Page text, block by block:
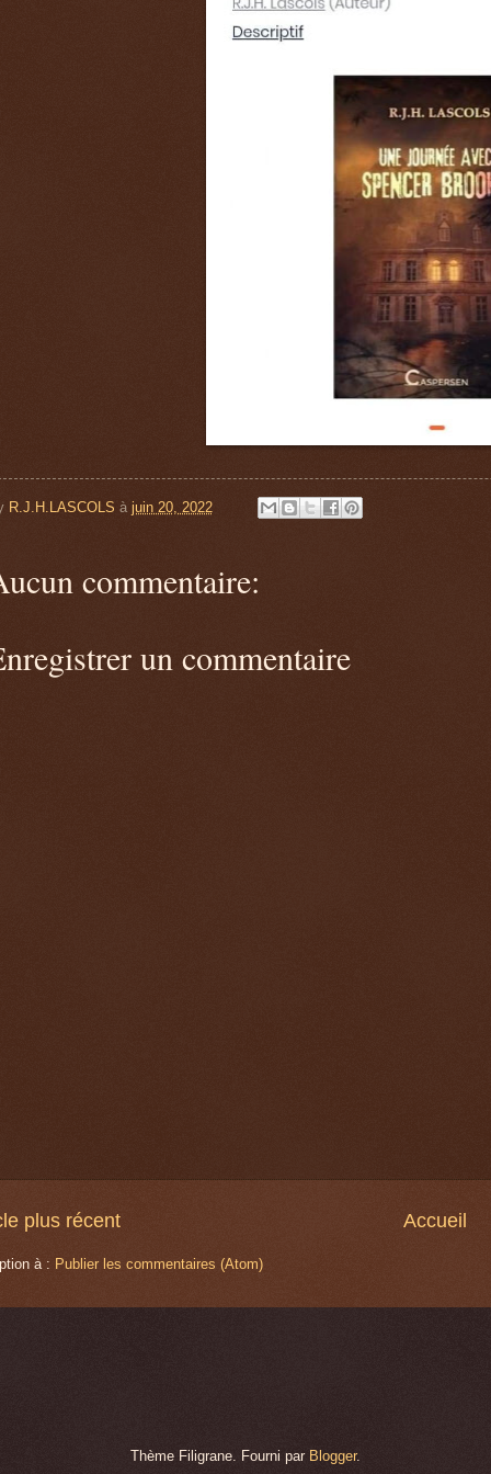
R.J.H.LASCOLS à juin 20, 2022
commentaire:
un commentaire
plus récent Accueil
à : Publier les commentaires (Atom)
Thème Filigrane. Fourni par Blogger.